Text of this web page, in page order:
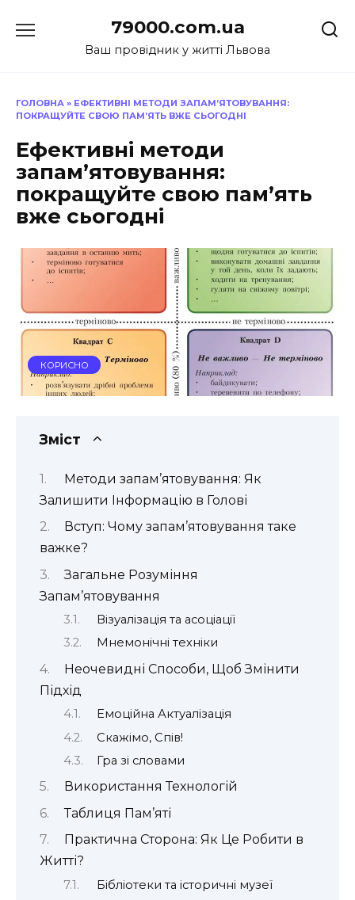
до
79000.com.ua
Ваш провідник у житті Львова
ГОЛОВНА » ЕФЕКТИВНІ МЕТОДИ ЗАПАМ’ЯТОВУВАННЯ:
ПОКРАЩУЙТЕ СВОЮ ПАМ’ЯТЬ ВЖЕ СЬОГОДНІ
Ефективні методи
запам’ятовування:
покращуйте свою пам’ять
вже сьогодні
КОРИСНО
Зміст
Методи запам’ятовування: Як
Залишити Інформацію в Голові
Вступ: Чому запам’ятовування таке
важке?
Загальне Розуміння
Запам’ятовування
Візуалізація та асоціації
Мнемонічні техніки
Неочевидні Способи, Щоб Змінити
Підхід
Емоційна Актуалізація
Скажімо, Спів!
Гра зі словами
Використання Технологій
Таблиця Пам’яті
Практична Сторона: Як Це Робити в
Житті?
Бібліотеки та історичні музеї